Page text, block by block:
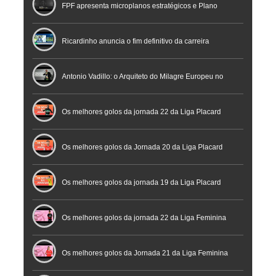
FPF apresenta microplanos estratégicos e Plano
Nacional de Arbitragem
Ricardinho anuncia o fim definitivo da carreira
profissional em conferência histórica na Cidade do
Futebol
Antonio Vadillo: o Arquiteto do Milagre Europeu no
Futsal | Documentário
Os melhores golos da jornada 22 da Liga Placard
Os melhores golos da Jornada 20 da Liga Placard
Futsal
Os melhores golos da jornada 19 da Liga Placard
Os melhores golos da jornada 22 da Liga Feminina
Placard
Os melhores golos da Jornada 21 da Liga Feminina